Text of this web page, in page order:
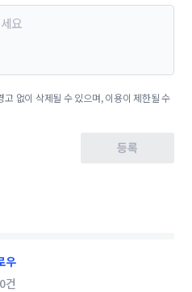
없이 삭제될 수 있으며, 이용이 제한될 수
등록
우
0건